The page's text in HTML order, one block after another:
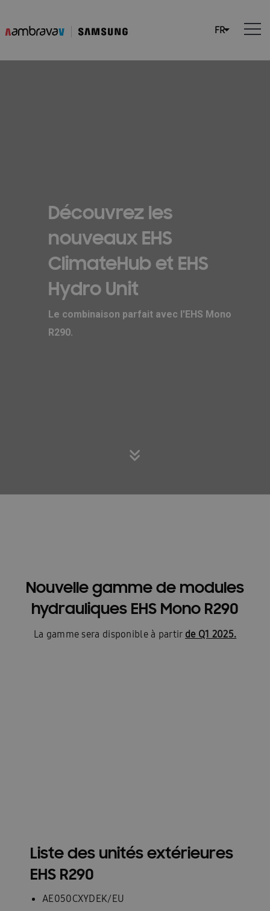
Découvrez les
nouveaux EHS
ClimateHub et EHS
Hydro Unit
Le combinaison parfait avec l'EHS Mono
R290.
Nouvelle gamme de modules
hydrauliques EHS Mono R290
La gamme sera disponible à partir de Q1 2025.
Liste des unités extérieures
EHS R290
AE050CXYDEK/EU